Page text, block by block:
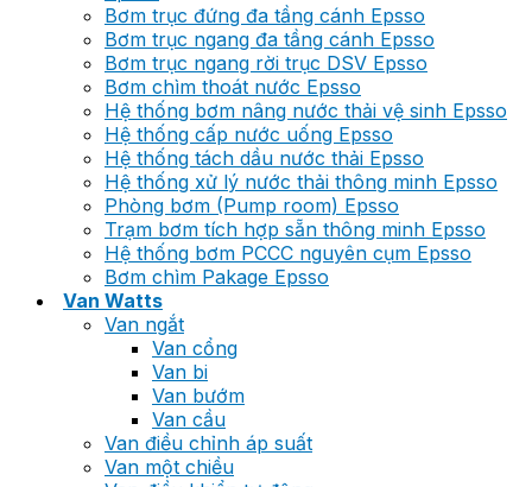
Bơm trục đứng đa tầng cánh Epsso
Bơm trục ngang đa tầng cánh Epsso
Bơm trục ngang rời trục DSV Epsso
Bơm chìm thoát nước Epsso
Hệ thống bơm nâng nước thải vệ sinh Epsso
Hệ thống cấp nước uống Epsso
Hệ thống tách dầu nước thải Epsso
Hệ thống xử lý nước thải thông minh Epsso
Phòng bơm (Pump room) Epsso
Trạm bơm tích hợp sẵn thông minh Epsso
Hệ thống bơm PCCC nguyên cụm Epsso
Bơm chìm Pakage Epsso
Van Watts
Van ngắt
Van cổng
Van bi
Van bướm
Van cầu
Van điều chỉnh áp suất
Van một chiều